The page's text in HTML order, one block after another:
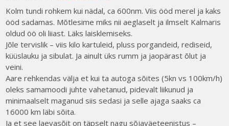
Kolm tundi rohkem kui nädal, ca 600nm. Viis ööd merel ja kaks
ööd sadamas. Mõtlesime miks nii aeglaselt ja ilmselt Kalmaris
oldud öö oli liiast. Läks laisklemiseks.
Jõle tervislik – viis kilo kartuleid, pluss porgandeid, rediseid,
küüslauku ja sibulat. Ja ainult üks rumm ja jaopärast õlut ja
veini.
Aare rehkendas välja et kui ta autoga sõites (5kn vs 100km/h)
oleks samamoodi juhte vahetanud, pidevalt liikunud ja
minimaalselt maganud siis sedasi ja selle ajaga saaks ca
16000 km läbi sõita.
Ja et see laevasõit on täpselt nagu sõjaväeteenistus –